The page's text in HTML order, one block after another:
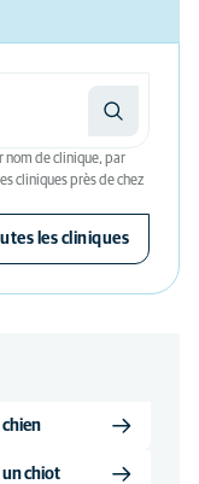
nom de clinique, par
cliniques près de chez
les cliniques
chien
un chiot